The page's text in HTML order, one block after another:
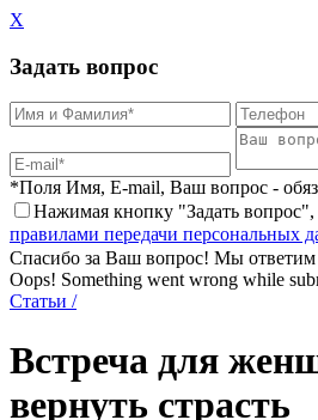
X
Задать вопрос
*Поля Имя, E-mail, Ваш вопрос -
Нажимая кнопку "Задать вопрос",
правилами передачи персональных
Спасибо за Ваш вопрос! Мы
Oops! Something went wrong while
Статьи /
Встреча для
вернуть страсть